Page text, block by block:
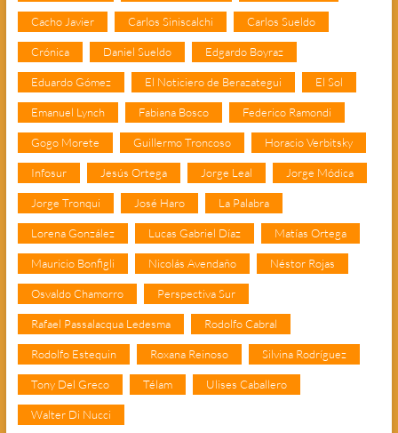
Cacho Javier Carlos Siniscalchi Carlos Sueldo
Crónica Daniel Sueldo Edgardo Boyraz
Eduardo Gómez El Noticiero de Berazategui El Sol
Emanuel Lynch Fabiana Bosco Federico Ramondi
Gogo Morete Guillermo Troncoso Horacio Verbitsky
Infosur Jesús Ortega Jorge Leal Jorge Módica
Jorge Tronqui José Haro La Palabra
Lorena González Lucas Gabriel Díaz Matías Ortega
Mauricio Bonfigli Nicolás Avendaño Néstor Rojas
Osvaldo Chamorro Perspectiva Sur
Rafael Passalacqua Ledesma Rodolfo Cabral
Rodolfo Estequin Roxana Reinoso Silvina Rodríguez
Tony Del Greco Télam Ulises Caballero
Walter Di Nucci